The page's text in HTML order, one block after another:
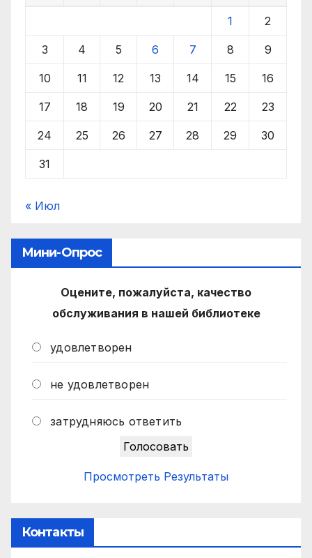
1 2
3 4 5 6 7 8 9
10 11 12 13 14 15 16
17 18 19 20 21 22 23
24 25 26 27 28 29 30
31
« Июл
Мини-Опрос
Оцените, пожалуйста, качество
обслуживания в нашей библиотеке
удовлетворен
не удовлетворен
затрудняюсь ответить
Просмотреть Результаты
Контакты